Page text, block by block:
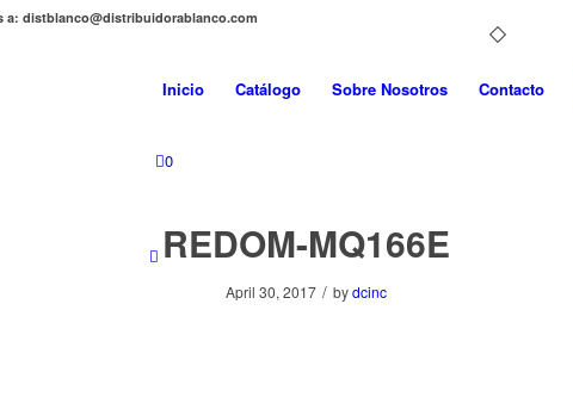
a: distblanco@distribuidorablanco.com
Inicio Catálogo Sobre Nosotros Contacto
0
REDOM-MQ166E
April 30, 2017 / bydcinc